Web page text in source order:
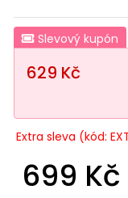
Slevový kupón
629 Kč
Extra sleva (kód:
699 Kč